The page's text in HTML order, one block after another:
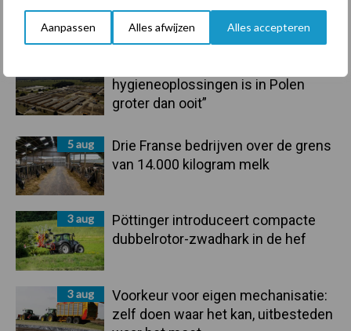
Aanpassen Alles afwijzen Alles accepteren
langere levensduur
hygieneoplossingen is in Polen
groter dan ooit”
5 aug
Drie Franse bedrijven over de grens
van 14.000 kilogram melk
3 aug
Pöttinger introduceert compacte
dubbelrotor-zwadhark in de hef
3 aug
Voorkeur voor eigen mechanisatie:
zelf doen waar het kan, uitbesteden